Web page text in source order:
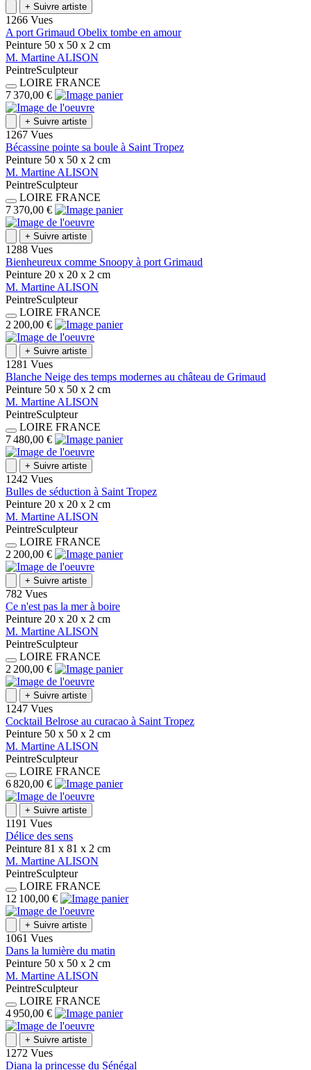
+ Suivre artiste
1266 Vues
A port Grimaud Obelix tombe en amour
Peinture 50 x 50 x 2 cm
M. Martine ALISON
PeintreSculpteur
LOIRE FRANCE
7 370,00 €
+ Suivre artiste
1267 Vues
Bécassine pointe sa boule à Saint Tropez
Peinture 50 x 50 x 2 cm
M. Martine ALISON
PeintreSculpteur
LOIRE FRANCE
7 370,00 €
+ Suivre artiste
1288 Vues
Bienheureux comme Snoopy à port Grimaud
Peinture 20 x 20 x 2 cm
M. Martine ALISON
PeintreSculpteur
LOIRE FRANCE
2 200,00 €
+ Suivre artiste
1281 Vues
Blanche Neige des temps modernes au château de Grimaud
Peinture 50 x 50 x 2 cm
M. Martine ALISON
PeintreSculpteur
LOIRE FRANCE
7 480,00 €
+ Suivre artiste
1242 Vues
Bulles de séduction à Saint Tropez
Peinture 20 x 20 x 2 cm
M. Martine ALISON
PeintreSculpteur
LOIRE FRANCE
2 200,00 €
+ Suivre artiste
782 Vues
Ce n'est pas la mer à boire
Peinture 20 x 20 x 2 cm
M. Martine ALISON
PeintreSculpteur
LOIRE FRANCE
2 200,00 €
+ Suivre artiste
1247 Vues
Cocktail Belrose au curacao à Saint Tropez
Peinture 50 x 50 x 2 cm
M. Martine ALISON
PeintreSculpteur
LOIRE FRANCE
6 820,00 €
+ Suivre artiste
1191 Vues
Délice des sens
Peinture 81 x 81 x 2 cm
M. Martine ALISON
PeintreSculpteur
LOIRE FRANCE
12 100,00 €
+ Suivre artiste
1061 Vues
Dans la lumière du matin
Peinture 50 x 50 x 2 cm
M. Martine ALISON
PeintreSculpteur
LOIRE FRANCE
4 950,00 €
+ Suivre artiste
1272 Vues
Diana la princesse du Sénégal